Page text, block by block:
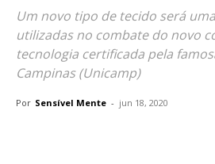
Um novo tipo de tecido será
utilizadas no combate do novo
tecnologia certificada pela
Campinas (Unicamp)
Por Sensível Mente - jun 18, 2020